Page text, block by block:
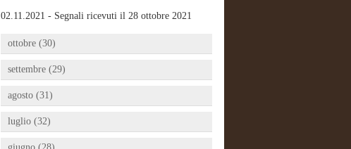
02.11.2021 - Segnali ricevuti il 28 ottobre 2021
ottobre (30)
settembre (29)
agosto (31)
luglio (32)